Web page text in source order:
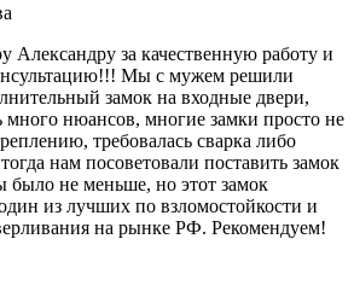
Александру за качественную работу и
Мы с мужем решили
замок на входные двери,
много нюансов, многие замки просто не
требовалась сварка либо
нам посоветовали поставить замок
было не меньше, но этот замок
из лучших по взломостойкости и
на рынке РФ. Рекомендуем!